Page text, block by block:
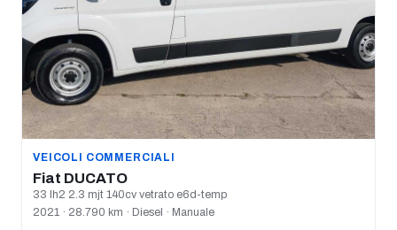
VEICOLI COMMERCIALI
Fiat DUCATO
33 lh2 2.3 mjt 140cv vetrato e6d-temp
2021 · 28.790 km · Diesel · Manuale